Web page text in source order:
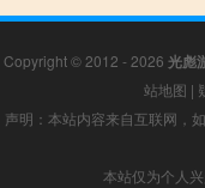
Copyright © 2012 - 2026 光彪
站地图 |
声明：本站内容来自互联网，
本站仅为个人